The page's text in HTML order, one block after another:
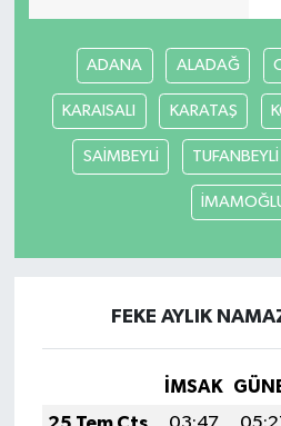
ADANA ALADAĞ
KARAISALI KARATAŞ
SAİMBEYLİ TUFANBEYLİ
FEKE AYLIK
İMSAK